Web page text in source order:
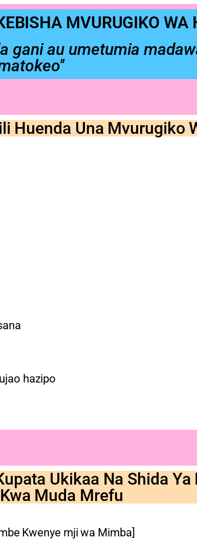
MVURUGIKO WA
gani au umetumia
Huenda Una Mvurugiko
hazipo
Ukikaa Na Shida
Muda Mrefu
Kwenye mji wa Mimba]